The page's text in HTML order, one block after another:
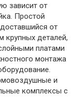
зависит от
Простой
от
крупных деталей,
платами
монтажа
и
комплексы с